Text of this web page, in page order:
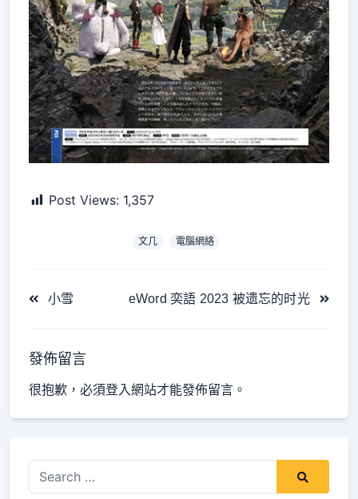
Post Views: 1,357
文几 電腦網絡
<span
screen-
text">Page</span>
小雪 eWord 奕語 2023 被遗忘的时光
發佈留言
很抱歉，必須登入網站才能發佈留言。
Search
for: